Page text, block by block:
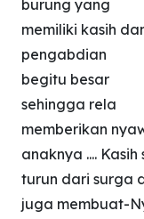
burung yang
memiliki kasih
pengabdian
begitu besar
sehingga rela
memberikan
anaknya ....
turun dari surga
juga membuat-